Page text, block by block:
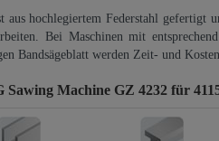
aus hochlegiertem Federstahl
Bei Maschinen mit
Bandsägeblatt werden Zeit- und
Machine GZ 4232 für